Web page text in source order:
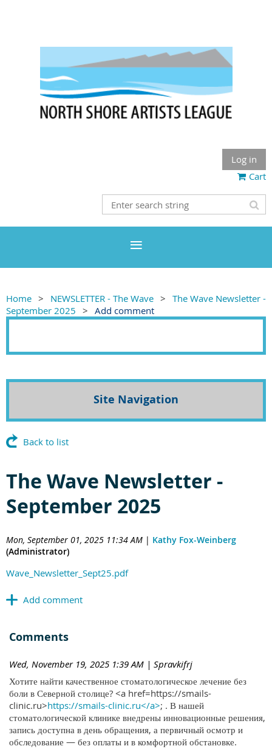
Log in
Cart
Home NEWSLETTER - The Wave
The Wave Newsletter -
September 2025
Add comment
Site Navigation
Back to list
The Wave Newsletter -
September 2025
Mon, September 01, 2025 11:34 AM | Kathy Fox-Weinberg
(Administrator)
Wave_Newsletter_Sept25.pdf
Comments
Wed, November 19, 2025 1:39 AM | Spravkifrj
Хотите найти качественное стоматологическое лечение без
боли в Северной столице? <a href=https://smails-
clinic.ru>https://smails-clinic.ru</a>; . В нашей
стоматологической клинике внедрены инновационные решения,
запись доступна в день обращения, а первичный осмотр и
обследование — без оплаты и в комфортной обстановке.